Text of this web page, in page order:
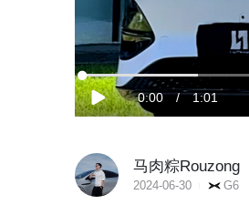
播
放
当
时
0:00 / 时
1:01
加
载
完
成:
马肉粽Rouzong
2024-06-30 G6